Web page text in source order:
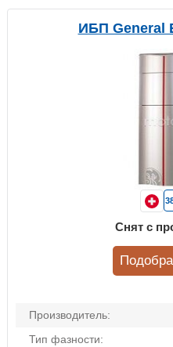
ИБП General
Производитель:
Тип фазности:
Снят с